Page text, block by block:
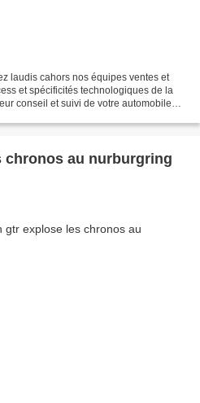
laudis cahors nos équipes ventes et
et spécificités technologiques de la
conseil et suivi de votre automobile
chronos au nurburgring